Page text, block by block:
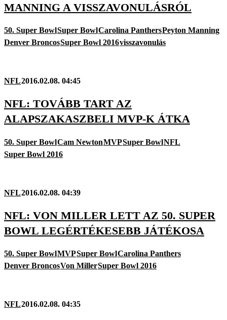
MANNING A VISSZAVONULÁSRÓL
50. Super BowlSuper BowlCarolina PanthersPeyton Manning
Denver BroncosSuper Bowl 2016visszavonulás
NFL2016.02.08. 04:45
NFL: TOVÁBB TART AZ
ALAPSZAKASZBELI MVP-K ÁTKA
50. Super BowlCam NewtonMVPSuper BowlNFL
Super Bowl 2016
NFL2016.02.08. 04:39
NFL: VON MILLER LETT AZ 50. SUPER
BOWL LEGÉRTÉKESEBB JÁTÉKOSA
50. Super BowlMVPSuper BowlCarolina Panthers
Denver BroncosVon MillerSuper Bowl 2016
NFL2016.02.08. 04:35